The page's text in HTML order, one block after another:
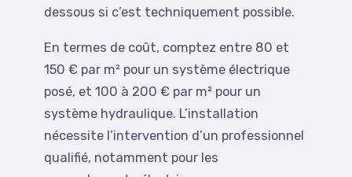
dessous si c’est techniquement possible.
En termes de coût, comptez entre 80 et
150 € par m² pour un système électrique
posé, et 100 à 200 € par m² pour un
système hydraulique. L’installation
nécessite l’intervention d’un professionnel
qualifié, notamment pour les